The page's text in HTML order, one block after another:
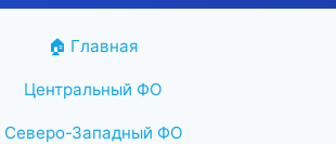
🏠 Главная
Центральный ФО
Северо-Западный ФО